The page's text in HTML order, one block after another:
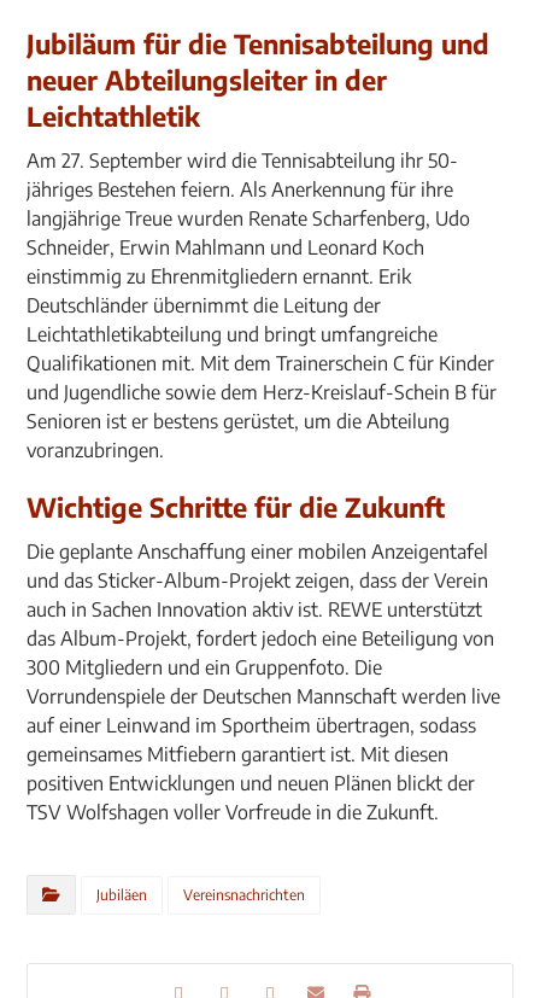
Jubiläum für die Tennisabteilung und
neuer Abteilungsleiter in der
Leichtathletik
Am 27. September wird die Tennisabteilung ihr 50-
jähriges Bestehen feiern. Als Anerkennung für ihre
langjährige Treue wurden Renate Scharfenberg, Udo
Schneider, Erwin Mahlmann und Leonard Koch
einstimmig zu Ehrenmitgliedern ernannt. Erik
Deutschländer übernimmt die Leitung der
Leichtathletikabteilung und bringt umfangreiche
Qualifikationen mit. Mit dem Trainerschein C für Kinder
und Jugendliche sowie dem Herz-Kreislauf-Schein B für
Senioren ist er bestens gerüstet, um die Abteilung
voranzubringen.
Wichtige Schritte für die Zukunft
Die geplante Anschaffung einer mobilen Anzeigentafel
und das Sticker-Album-Projekt zeigen, dass der Verein
auch in Sachen Innovation aktiv ist. REWE unterstützt
das Album-Projekt, fordert jedoch eine Beteiligung von
300 Mitgliedern und ein Gruppenfoto. Die
Vorrundenspiele der Deutschen Mannschaft werden live
auf einer Leinwand im Sportheim übertragen, sodass
gemeinsames Mitfiebern garantiert ist. Mit diesen
positiven Entwicklungen und neuen Plänen blickt der
TSV Wolfshagen voller Vorfreude in die Zukunft.
Jubiläen Vereinsnachrichten